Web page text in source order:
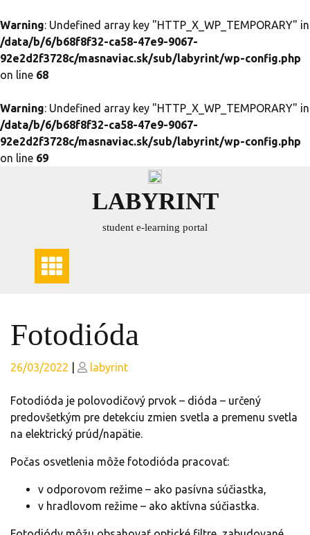
Warning: Undefined array key "HTTP_X_WP_TEMPORARY" in
/data/b/6/b68f8f32-ca58-47e9-9067-
92e2d2f3728c/masnaviac.sk/sub/labyrint/wp-config.php
on line 68
Warning: Undefined array key "HTTP_X_WP_TEMPORARY" in
/data/b/6/b68f8f32-ca58-47e9-9067-
92e2d2f3728c/masnaviac.sk/sub/labyrint/wp-config.php
on line 69
LABYRINT
student e-learning portal
Fotodióda
Posted
26/03/2022
Posted
labyrint
Fotodióda je polovodičový prvok – dióda – určený
predovšetkým pre detekciu zmien svetla a premenu svetla
na elektrický prúd/napätie.
Počas osvetlenia môže fotodióda pracovať:
v odporovom režime – ako pasívna súčiastka,
v hradlovom režime – ako aktívna súčiastka.